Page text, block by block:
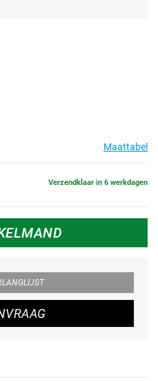
Maattabel
Verzendklaar in 6 werkdagen